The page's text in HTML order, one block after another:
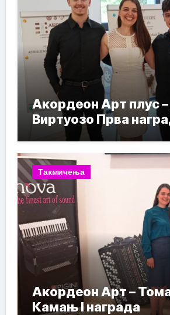
Акордеон Арт плус
Виртуозо Прва
Такмичења
Акордеон Арт –
Камањ I награда